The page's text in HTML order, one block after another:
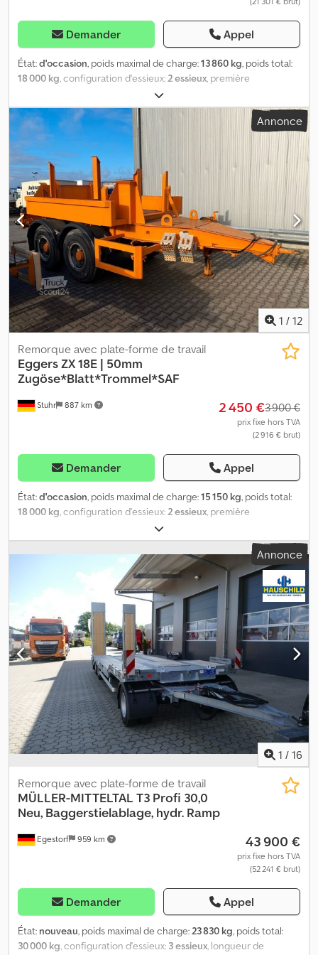
Demander Appel
État:d'occasion, poids maximal de charge:13 860 kg, poids total:
18 000 kg, configuration d'essieux:2 essieux, première
, longueur de l'espace de chargement:
6 770 mm, largeur de l’espace de chargement:2 480 mm, hauteur
de l'espace de chargement: 600 mm
, volume de l'espace de
chargement:
, Équipement:
, ? châssis galvanisé ?
attelage bas ? œillet de traction 50 mm ? verrouillage de
conteneur ? 12 anneaux d’arrimage par côté ? caméra de recul
Credjxb Ig Sepfx Agujf ? freins à tambour ? raccord duomatique ?
ABS ? suspension pneumatique ? coffre à outils ? EBS ? béquilles
? montes jumelées ? essieux BPW Sous réserve de modifications
et de vente préalable. Toutes informations sans garantie.
Annonce
1 / 12
Stuhr 887 km
Remorque avec plate-forme de travail
EggersZX 18E | 50mm
Zugöse*Blatt*Trommel*SAF
2 450 €3 900 €
prix fixe hors TVA
(2 916 € brut)
Demander Appel
État:d'occasion, poids maximal de charge:15 150 kg, poids total:
18 000 kg, configuration d'essieux:2 essieux, première
, ? Plateforme pour masses d’équilibrage
? Anneau de traction 50 mm ? 4 anneaux d’arrimage ? Frein à
tambour ? Suspension à lames ? Béquilles ? Essieux SAF
Cedpfxsw Sqilj Aguerf Toutes les informations sans garantie /
Sous réserve de vente intermédiaire.
Annonce
1 / 16
Egestorf 959 km
Remorque avec plate-forme de travail
MÜLLER-MITTELTAL T3 Profi 30,0
Neu, Baggerstielablage, hydr. Ramp
43 900 €
prix fixe hors TVA
(52 241 € brut)
Demander Appel
État: nouveau, poids maximal de charge:23 830 kg, poids total:
30 000 kg, configuration d'essieux: 3 essieux, longueur de